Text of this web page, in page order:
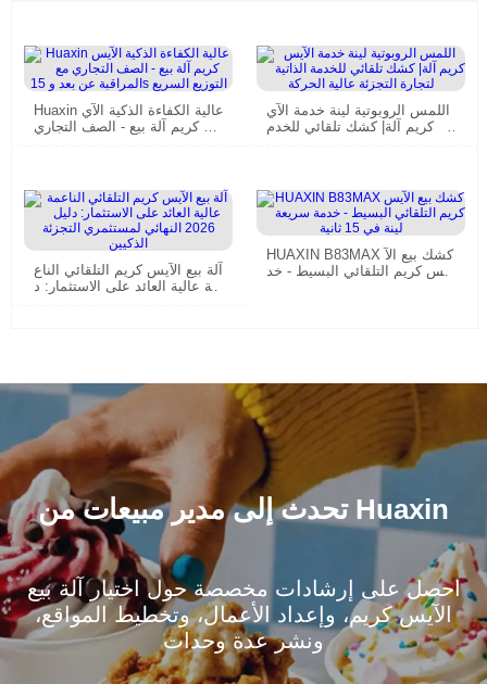
Huaxin عالية الكفاءة الذكية الآي
س كريم آلة بيع - الصف التجاري
اللمس الروبوتية لينة خدمة الآي
س كريم آلة| كشك تلقائي للخدم
آلة بيع الآيس كريم التلقائي الناع
مة عالية العائد على الاستثمار: د
HUAXIN B83MAX كشك بيع الآ
يس كريم التلقائي البسيط - خد
تحدث إلى مدير مبيعات من Huaxin
احصل على إرشادات مخصصة حول اختيار آلة بيع
الآيس كريم، وإعداد الأعمال، وتخطيط المواقع،
ونشر عدة وحدات